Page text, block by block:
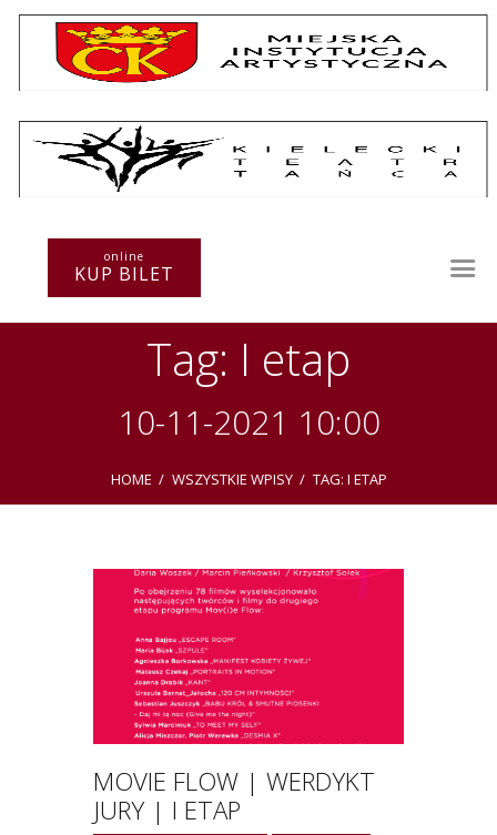
online
KUP BILET
Tag: I etap
10-11-2021 10:00
HOME WSZYSTKIE WPISY TAG: I ETAP
Repertuar
Teatr / Zespół
Przestrzenie Sztuki
Festiwal
Kurs instruktorski
MOVIE FLOW | WERDYKT
JURY | I ETAP